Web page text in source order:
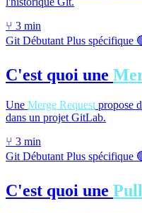
⑂ 3 min
Git Débutant Plus spécifique
C'est quoi une
Une Merge Request propose
dans un projet GitLab.
⑂ 3 min
Git Débutant Plus spécifique
C'est quoi une